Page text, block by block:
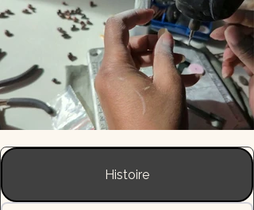
Histoire